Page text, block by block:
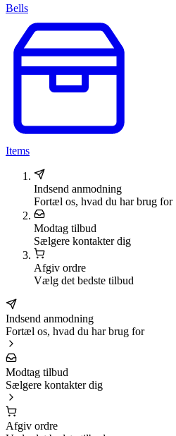
Bells
Items
Indsend anmodning
Fortæl os, hvad du har brug for
Modtag tilbud
Sælgere kontakter dig
Afgiv ordre
Vælg det bedste tilbud
Indsend anmodning
Fortæl os, hvad du har brug for
Modtag tilbud
Sælgere kontakter dig
Afgiv ordre